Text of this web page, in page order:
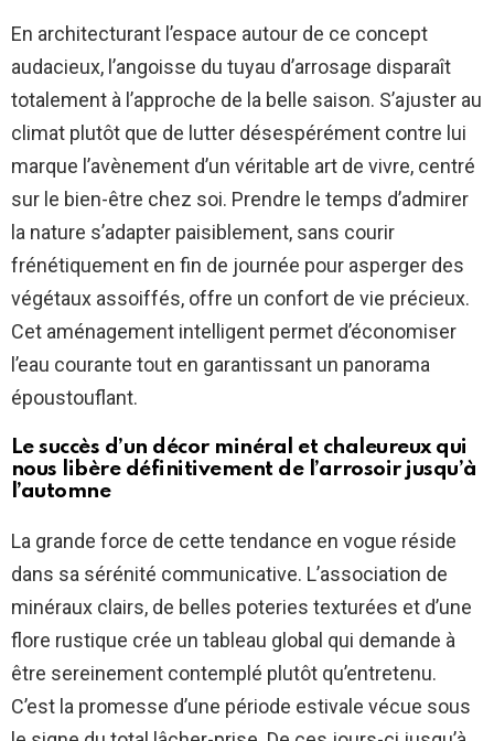
En architecturant l’espace autour de ce concept
audacieux, l’angoisse du tuyau d’arrosage disparaît
totalement à l’approche de la belle saison. S’ajuster au
climat plutôt que de lutter désespérément contre lui
marque l’avènement d’un véritable art de vivre, centré
sur le bien-être chez soi. Prendre le temps d’admirer
la nature s’adapter paisiblement, sans courir
frénétiquement en fin de journée pour asperger des
végétaux assoiffés, offre un confort de vie précieux.
Cet aménagement intelligent permet d’économiser
l’eau courante tout en garantissant un panorama
époustouflant.
Le succès d’un décor minéral et chaleureux qui
nous libère définitivement de l’arrosoir jusqu’à
l’automne
La grande force de cette tendance en vogue réside
dans sa sérénité communicative. L’association de
minéraux clairs, de belles poteries texturées et d’une
flore rustique crée un tableau global qui demande à
être sereinement contemplé plutôt qu’entretenu.
C’est la promesse d’une période estivale vécue sous